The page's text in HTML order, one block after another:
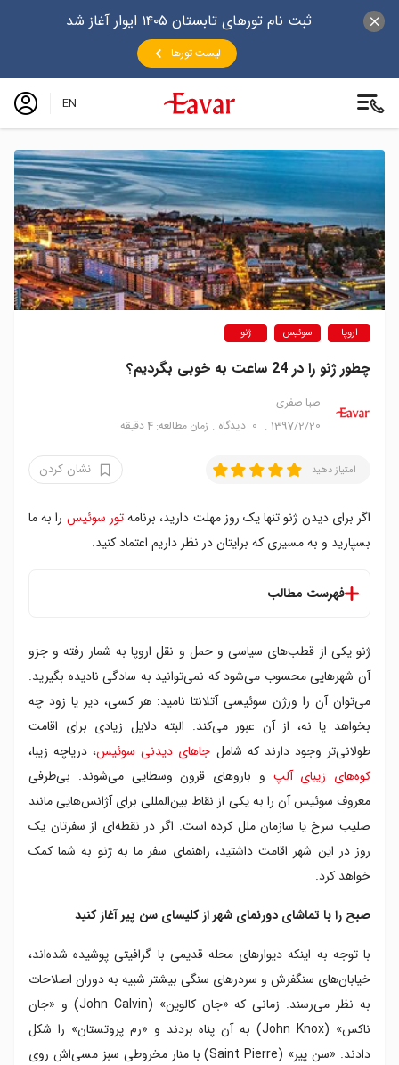
ثبت نام تورهای تابستان ۱۴۰۵ ایوار آغاز شد
لیست تورها
EN
اروپا سوئیس ژنو
چطور ژنو را در 24 ساعت به خوبی بگردیم؟
صبا صفری
1397/2/20
0 دیدگاه زمان مطالعه: 4 دقیقه
امتیاز دهید نشان کردن
اگر برای دیدن ژنو تنها یک روز مهلت دارید، برنامهتور سوئیس را به ما
بسپارید و به مسیری که برایتان در نظر داریم اعتماد کنید.
فهرست مطالب
آثار استادان برجسته را در موزه هنر و تاریخ ژنو ببینید
از نزدیک با معروف ترین ساعت سازهای جهان آشنا شوید
در تاریخی ترین رستوران شهر پنیر فوندو میل کنید
در باغ انگلیسی گردش کنید و فواره ژنو را ببینید
آخرین ساعات شب را در میدان بور دو فور بگذرانید
ژنو یکی از قطب‌های سیاسی و حمل و نقل اروپا به شمار رفته و جزو
آن شهرهایی محسوب می‌شود که نمی‌توانید به سادگی نادیده بگیرید.
می‌توان آن را ورژن سوئیسی آتلانتا نامید: هر کسی، دیر یا زود چه
بخواهد یا نه، از آن عبور می‌کند. البته دلایل زیادی برای اقامت
طولانی‌تر وجود دارند که شامل جاهای دیدنی سوئیس، دریاچه زیبا،
کوه‌های زیبای آلپ و باروهای قرون وسطایی می‌شوند. بی‌طرفی
معروف سوئیس آن را به یکی از نقاط بین‌المللی برای آژانس‌هایی مانند
صلیب سرخ یا سازمان ملل کرده است. اگر در نقطه‌ای از سفرتان یک
روز در این شهر اقامت داشتید، راهنمای سفر ما به ژنو به شما کمک
خواهد کرد.
صبح را با تماشای دورنمای شهر از کلیسای سن پیر آغاز کنید
با توجه به اینکه دیوارهای محله قدیمی با گرافیتی پوشیده شده‌اند،
خیابان‌های سنگفرش و سردرهای سنگی بیشتر شبیه به دوران اصلاحات
به نظر می‌رسند. زمانی که «جان کالوین» (John Calvin) و «جان
ناکس» (John Knox) به آن پناه بردند و «رم پروتستان» را شکل
دادند. «سن پیر» (Saint Pierre) با منار مخروطی سبز مسی‌اش روی